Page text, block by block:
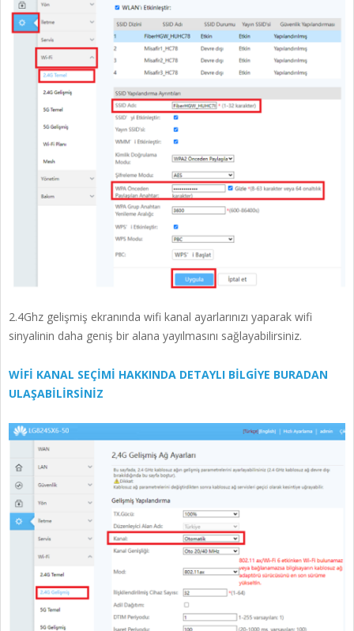
2.4Ghz gelişmiş ekranında wifi kanal ayarlarınızı yaparak wifi
sinyalinin daha geniş bir alana yayılmasını sağlayabilirsiniz.
WİFİ KANAL SEÇİMİ HAKKINDA DETAYLI BİLGİYE BURADAN
ULAŞABİLİRSİNİZ